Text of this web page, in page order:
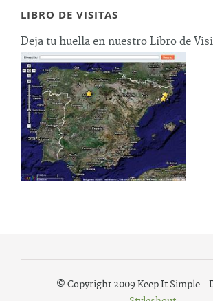
LIBRO DE VISITAS
Deja tu huella en nuestro Libro de
© Copyright 2009 Keep It Simple.